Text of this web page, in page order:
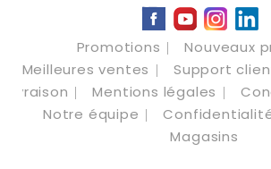
Facebook
YouTube
Promotions
Nouveaux
Meilleures ventes
Support
Livraison
Mentions légales
Notre équipe
Magasins